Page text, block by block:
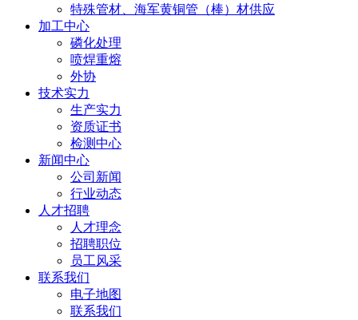
特殊管材、海军黄铜管（棒）材供应
加工中心
磷化处理
喷焊重熔
外协
技术实力
生产实力
资质证书
检测中心
新闻中心
公司新闻
行业动态
人才招聘
人才理念
招聘职位
员工风采
联系我们
电子地图
联系我们